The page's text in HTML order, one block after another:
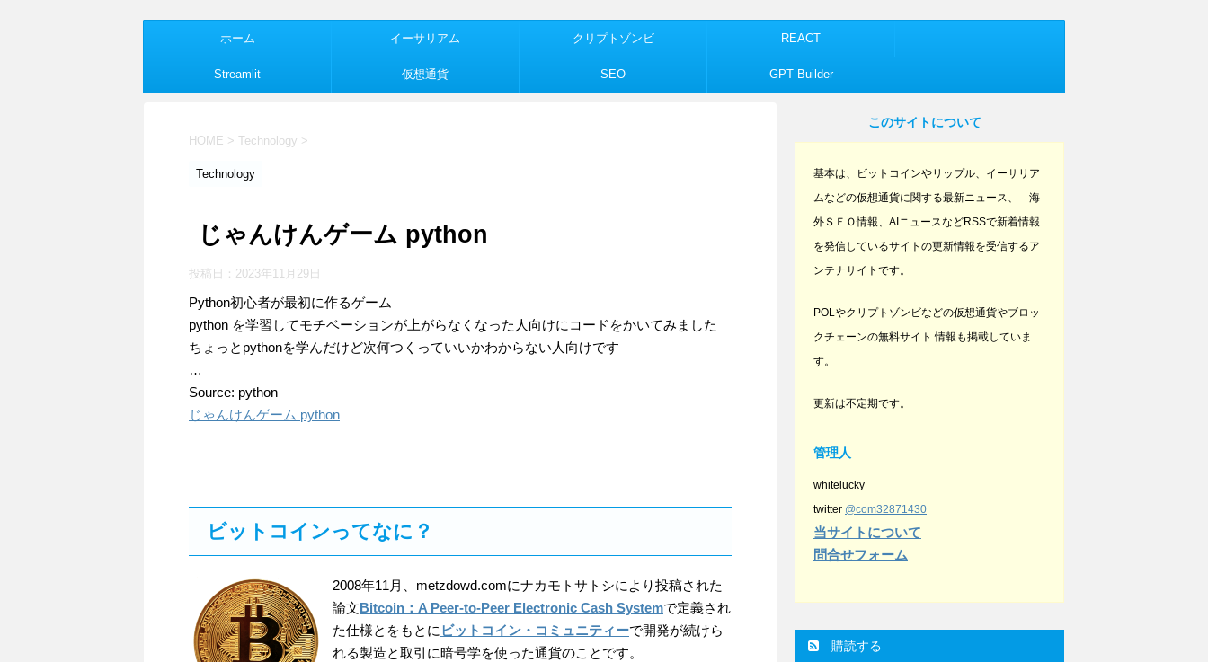
ホーム イーサリアム クリプトゾンビ REACT
Streamlit 仮想通貨 SEO GPT Builder
HOME > Technology >
Technology
じゃんけんゲーム python
投稿日： 2023年11月29日
Python初心者が最初に作るゲーム
python を学習してモチベーションが上がらなくなった人向けにコードをかいてみました
ちょっとpythonを学んだけど次何つくっていいかわからない人向けです
…
Source: python
じゃんけんゲーム python
ビットコインってなに？
2008年11月、metzdowd.comにナカモトサトシにより投稿された
論文Bitcoin：A Peer-to-Peer Electronic Cash Systemで定義され
た仕様とをもとに ビットコイン・コミュニティーで開発が続けら
れる製造と取引に暗号学を使った通貨のことです。
このサイトについて
基本は、ビットコインやリップル、イーサリア
ムなどの仮想通貨に関する最新ニュース、 海
外ＳＥＯ情報、AIニュースなどRSSで新着情報
を発信しているサイトの更新情報を受信するア
ンテナサイトです。
POLやクリプトゾンビなどの仮想通貨やブロッ
クチェーンの無料サイト 情報も掲載していま
す。
更新は不定期です。
管理人
whitelucky
twitter @com32871430
当サイトについて
問合せフォーム
購読する